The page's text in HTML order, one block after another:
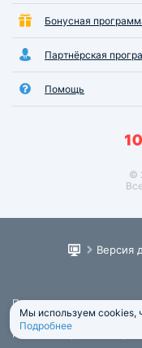
Бонусная
Партнёрская
Помощь
©
Версия
Пользовательское
Юридическая информация
Политика обработки
Мы используем cookies,
Подробнее